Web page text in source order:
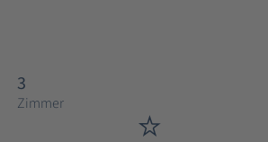
3
Zimmer